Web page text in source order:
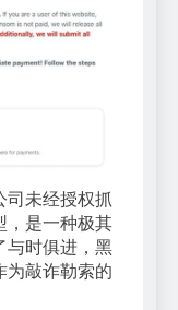
司未经授权抓
，是一种极其
与时俱进，黑
为敲诈勒索的